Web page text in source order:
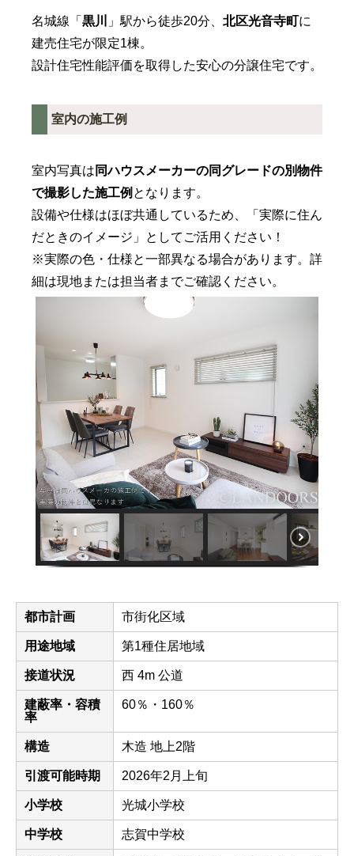
名城線「 黒川 」駅から徒歩20分、 北区光音寺町に
建売住宅が限定1棟。
設計住宅性能評価を取得した安心の分譲住宅です。
室内の施工例
室内写真は 同ハウスメーカーの同グレードの別物件
で撮影した施工例 となります。
設備や仕様はほぼ共通しているため、「実際に住ん
だときのイメージ」としてご活用ください！
※実際の色・仕様と一部異なる場合があります。詳
細は現地または担当者までご確認ください。
都市計画 市街化区域
用途地域 第1種住居地域
接道状況 西 4m 公道
建蔽率・容積
率
60％・160％
構造 木造 地上2階
引渡可能時期 2026年2月上旬
小学校 光城小学校
中学校 志賀中学校